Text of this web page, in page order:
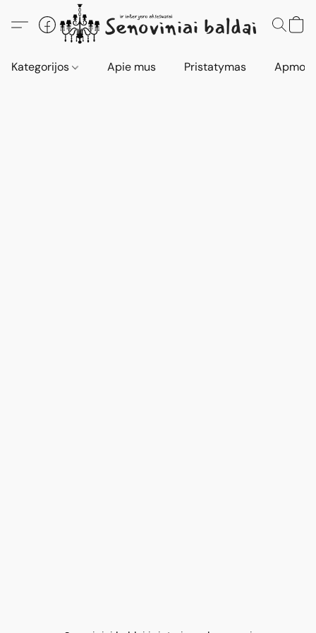
Kategorijos Apie mus Pristatymas